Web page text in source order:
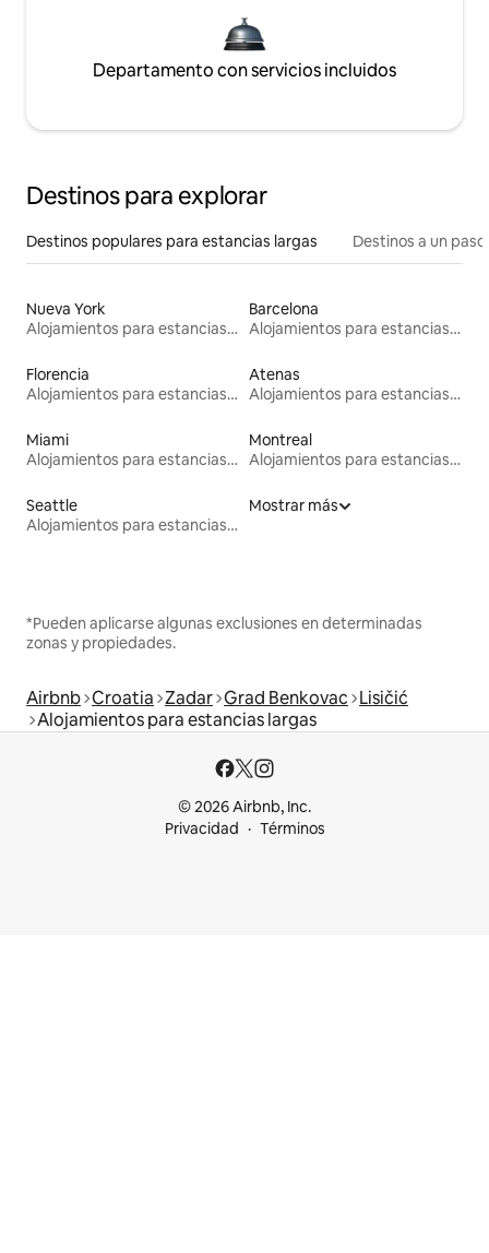
Departamento con servicios incluidos
Destinos para explorar
Destinos populares para estancias largas Destinos a un
Nueva York
Alojamientos para estancias largas
Barcelona
Alojamientos para estancias largas
Florencia
Alojamientos para estancias largas
Atenas
Alojamientos para estancias largas
Miami
Alojamientos para estancias largas
Montreal
Alojamientos para estancias largas
Seattle
Alojamientos para estancias largas
Mostrar más
*Pueden aplicarse algunas exclusiones en determinadas
zonas y propiedades.
Airbnb Croatia Zadar Grad Benkovac Lisičić
Alojamientos para estancias largas
© 2026 Airbnb, Inc.
Privacidad
Términos